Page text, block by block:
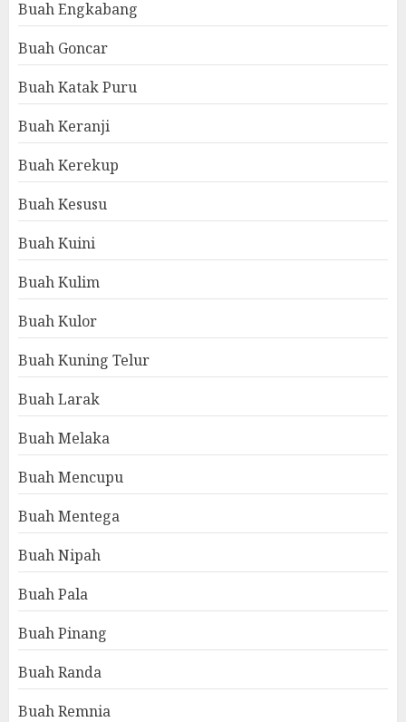
Buah Engkabang
Buah Goncar
Buah Katak Puru
Buah Keranji
Buah Kerekup
Buah Kesusu
Buah Kuini
Buah Kulim
Buah Kulor
Buah Kuning Telur
Buah Larak
Buah Melaka
Buah Mencupu
Buah Mentega
Buah Nipah
Buah Pala
Buah Pinang
Buah Randa
Buah Remnia